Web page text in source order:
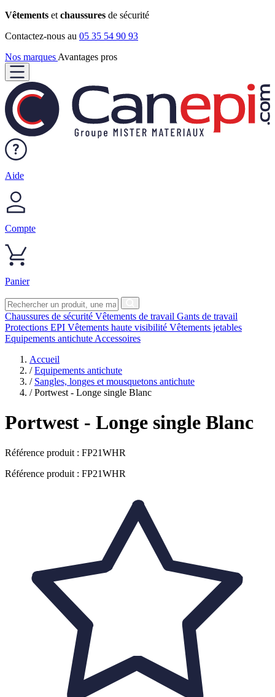
Vêtements et chaussures de sécurité
Contactez-nous au 05 35 54 90 93
Nos marques Avantages pros
Aide
Compte
Panier
Chaussures de sécurité Vêtements de travail Gants de travail
Protections EPI Vêtements haute visibilité Vêtements jetables
Equipements antichute Accessoires
Accueil
/ Equipements antichute
/ Sangles, longes et mousquetons antichute
/ Portwest - Longe single Blanc
Portwest - Longe single Blanc
Référence produit : FP21WHR
Référence produit : FP21WHR